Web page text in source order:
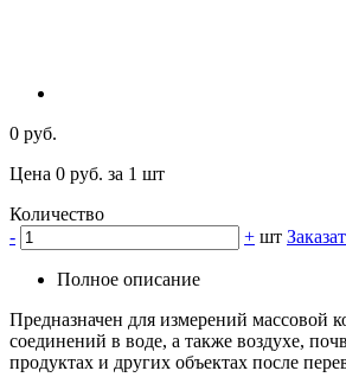
0 руб.
Цена 0 руб. за 1 шт
Количество
-
+ шт
Полное описание
Предназначен для измерений массовой
соединений в воде, а также воздухе,
продуктах и других объектах после